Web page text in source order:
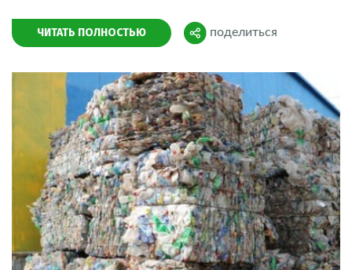
ЧИТАТЬ ПОЛНОСТЬЮ Поделиться
поделиться